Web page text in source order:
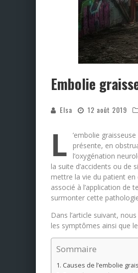
Embolie
Elsa 12 août 2019
L
’embolie
présente, en
l’oxygénation
la suite d’accidents ou de
mettre la vie du patient en
associé à l’application de
surmonter cette
Dans l’article suivant,
les symptômes ainsi que
Sommaire
Causes de l’embolie